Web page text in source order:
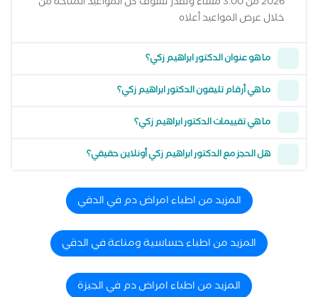
خلال عرض المواعيد أعلاه
ما هو عنوان الدكتور ابراهيم زكي؟
ما هي أرقام تليفون الدكتور ابراهيم زكي؟
ما هي تقييمات الدكتور ابراهيم زكي؟
هل الحجز مع الدكتور ابراهيم زكي أونلاين حقيقي؟
المزيد من اطباء امراض دم في الدقي
المزيد من اطباء حساسية ومناعة في الدقي
المزيد من اطباء امراض دم في الجيزة